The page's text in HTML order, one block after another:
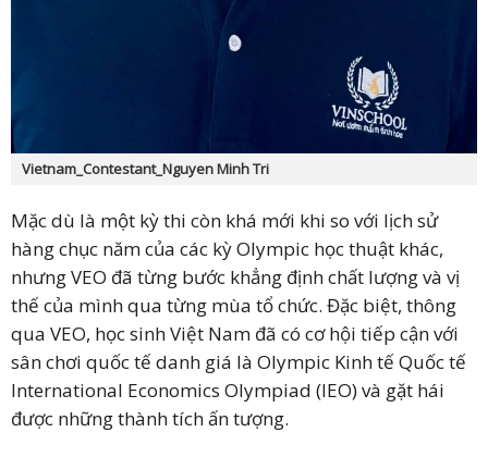
Vietnam_Contestant_Nguyen Minh Tri
Mặc dù là một kỳ thi còn khá mới khi so với lịch sử
hàng chục năm của các kỳ Olympic học thuật khác,
nhưng VEO đã từng bước khẳng định chất lượng và vị
thế của mình qua từng mùa tổ chức. Đặc biệt, thông
qua VEO, học sinh Việt Nam đã có cơ hội tiếp cận với
sân chơi quốc tế danh giá là Olympic Kinh tế Quốc tế
International Economics Olympiad (IEO) và gặt hái
được những thành tích ấn tượng.